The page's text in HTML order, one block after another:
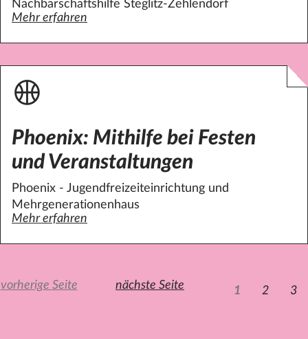
Nachbarschaftshilfe Steglitz-Zehlendorf
Mehr erfahren
über Nachbarschaftshilfe: Digital-Helfer:in
Phoenix: Mithilfe bei Festen
und Veranstaltungen
Phoenix - Jugendfreizeiteinrichtung und
Mehrgenerationenhaus
Mehr erfahren
über Phoenix: Mithilfe bei Festen und Veranstaltungen
vorherige Seite nächste Seite 1 2 3